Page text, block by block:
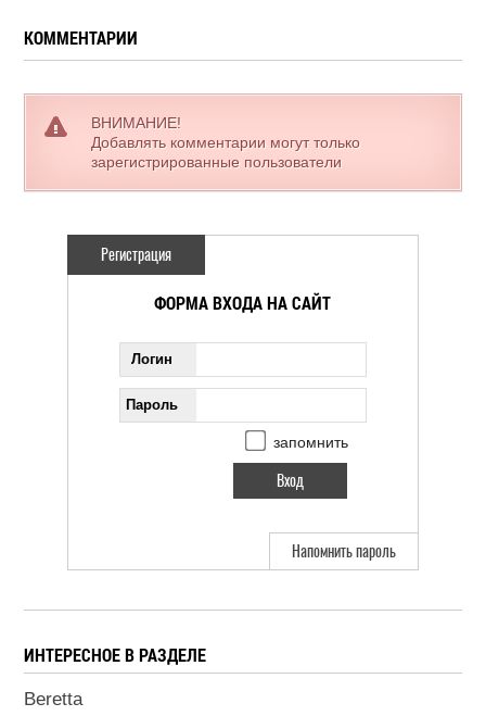
КОММЕНТАРИИ
ВНИМАНИЕ!
Добавлять комментарии могут только
зарегистрированные пользователи
Регистрация
ФОРМА ВХОДА НА САЙТ
Логин
Пароль
запомнить
Напомнить пароль
ИНТЕРЕСНОЕ В РАЗДЕЛЕ
Beretta